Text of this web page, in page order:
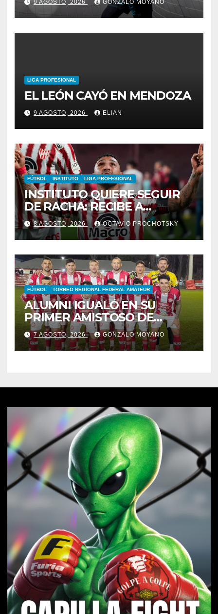
SU PRIMERA CONVOCATORIA
9 AGOSTO, 2026 GONZALO MOYANO
LIGA PROFESIONAL
EL LEÓN CAYÓ EN MENDOZA
9 AGOSTO, 2026 ELIAN
FÚTBOL INSTITUTO LIGA PROFESIONAL
INSTITUTO QUIERE SEGUIR
DE RACHA: RECIBE A
GIMNASIA DE MENDOZA EN
ALTA CÓRDOBA
8 AGOSTO, 2026 OCTAVIO PROCHOTSKY
FÚTBOL TORNEO REGIONAL FEDERAL AMATEUR
ALUMNI IGUALÓ EN SU
PRIMER AMISTOSO DE
PRETEMPORADA
7 AGOSTO, 2026 GONZALO MOYANO